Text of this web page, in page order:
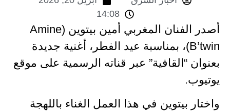
14:08
أصدر الفنان المغربي أمين بيتوين (Amine
B’twin)، بمناسبة عيد الفطر، أغنية جديدة
بعنوان “القافية” عبر قناته الرسمية على موقع
يوتيوب.
واختار بيتوين في هذا العمل الغناء باللهجة